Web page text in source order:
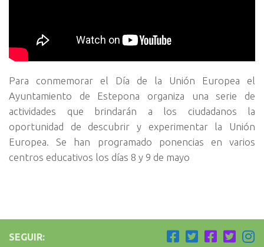
Para conmemorar el Día de la Unión Europea el
Ayuntamiento de Estepona organiza una serie de
actividades que brindarán a los ciudadanos la
oportunidad de descubrir y experimentar la Unión
Europea. Se han programado ponencias en varios
centros educativos los días 8 y 9 de mayo
SEGUIR: